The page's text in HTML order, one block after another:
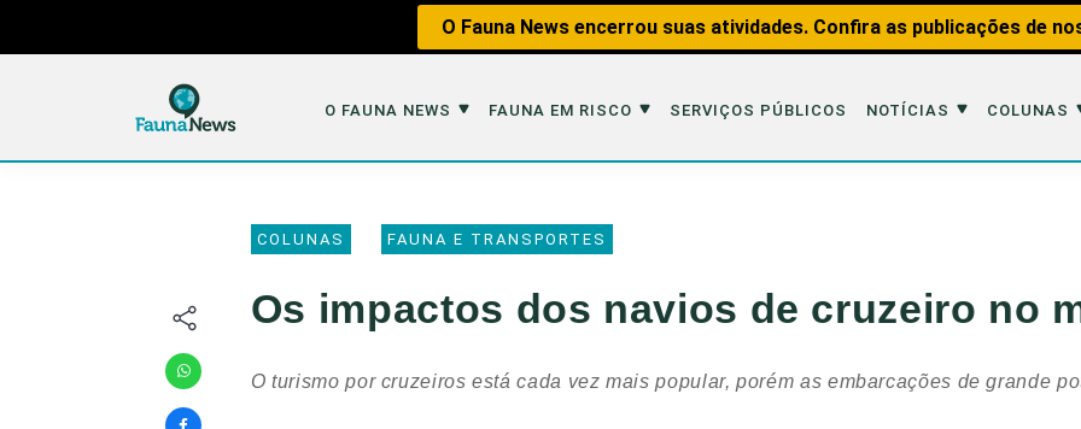
O Fauna News encerrou suas atividades. Confira as publicações de
O FAUNA NEWS FAUNA EM RISCO SERVIÇOS PÚBLICOS NOTÍCIAS COLUNAS
O Fauna News
Equipe
Parceiros
Republique
Fauna em Risco
Caça Analisando os Fatos Educação
COLUNAS FAUNA E TRANSPORTES
Os impactos dos navios de cruzeiro no
O turismo por cruzeiros está cada vez mais popular, porém as embarcações de grande